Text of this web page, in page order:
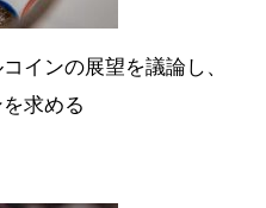
インの展望を議論し、
求める